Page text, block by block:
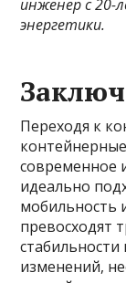
инженер с
энергетики.
Переходя к
современное
идеально
мобильность
превосходят
изменений,